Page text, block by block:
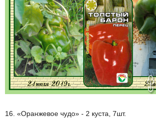
16. «Оранжевое чудо» - 2 куста, 7шт.